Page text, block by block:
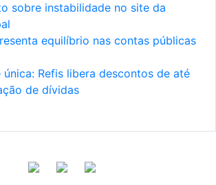
sobre instabilidade no site da
equilíbrio nas contas públicas
Refis libera descontos de até
de dívidas